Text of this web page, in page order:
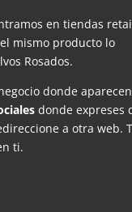
en tiendas
mismo producto lo
Rosados.
donde
donde expreses
a otra web.
ti.